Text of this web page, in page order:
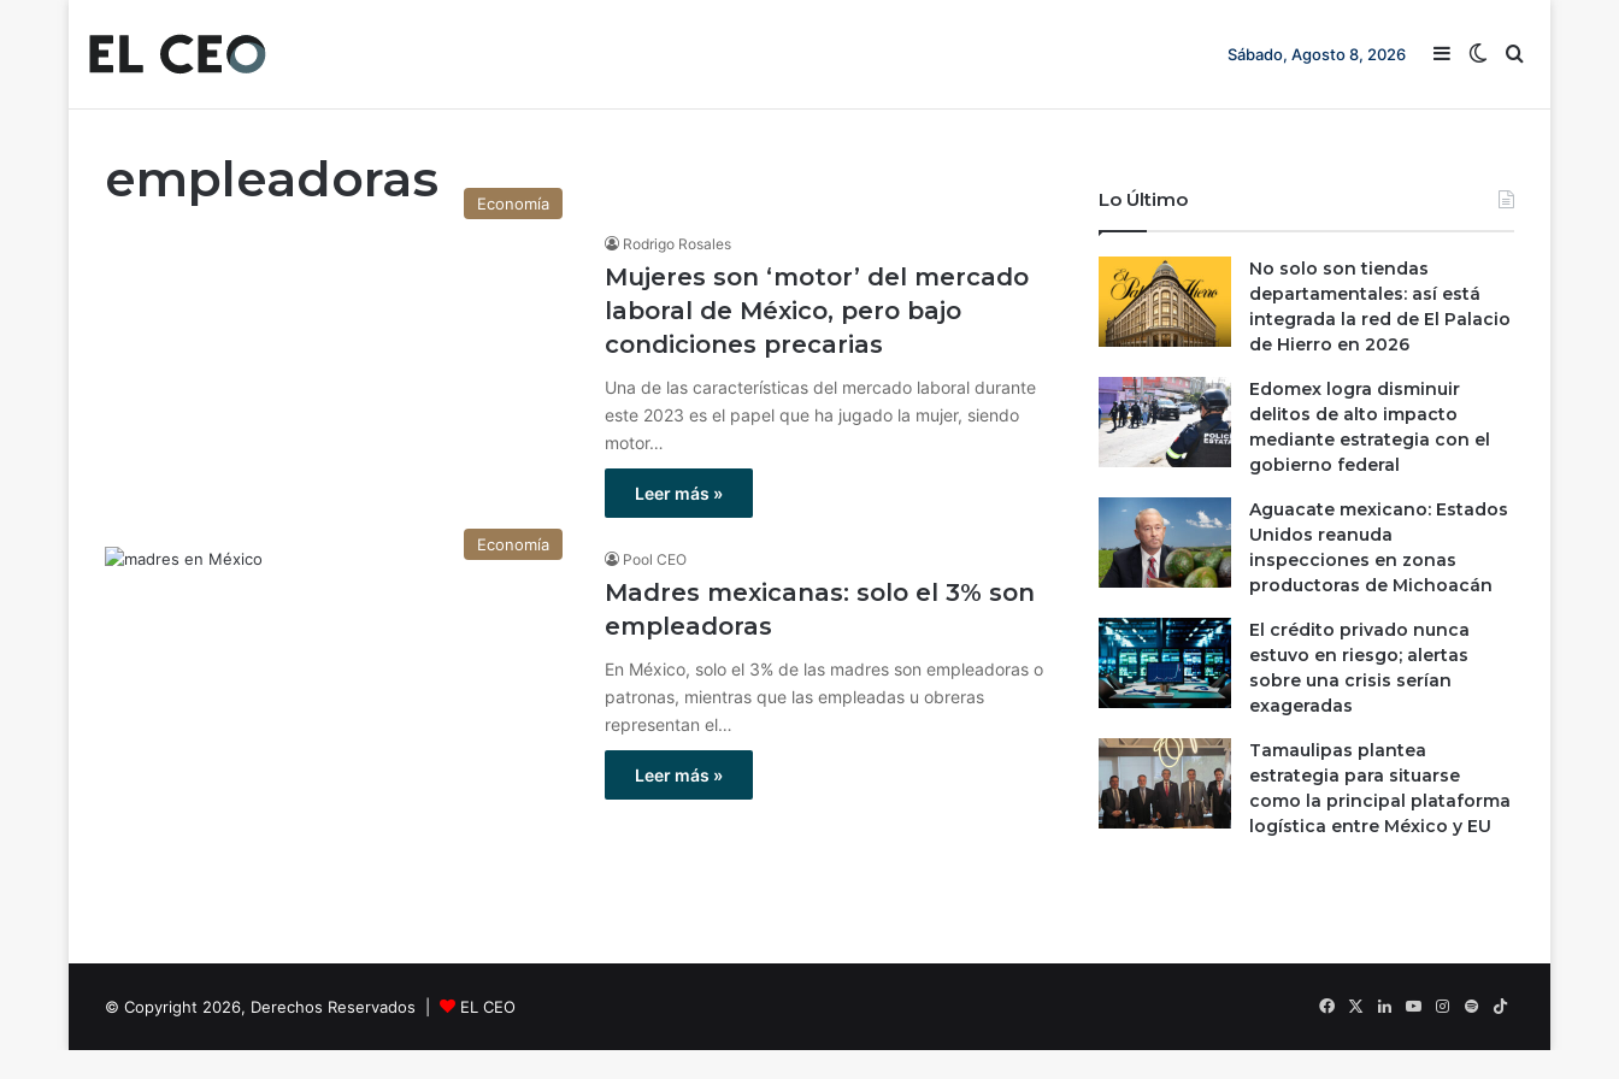
Sábado, Agosto 8, 2026 Barra lateral
Switch skin
Buscar
empleadoras Economía
Rodrigo Rosales
Mujeres son ‘motor’ del mercado
laboral de México, pero bajo
condiciones precarias
Una de las características del mercado laboral durante
este 2023 es el papel que ha jugado la mujer, siendo
motor…
Leer más »
Economía
Pool CEO
Madres mexicanas: solo el 3% son
empleadoras
En México, solo el 3% de las madres son empleadoras o
patronas, mientras que las empleadas u obreras
representan el…
Leer más »
Lo Último
No solo son tiendas
departamentales: así está
integrada la red de El Palacio
de Hierro en 2026
Edomex logra disminuir
delitos de alto impacto
mediante estrategia con el
gobierno federal
Aguacate mexicano: Estados
Unidos reanuda
inspecciones en zonas
productoras de Michoacán
El crédito privado nunca
estuvo en riesgo; alertas
sobre una crisis serían
exageradas
Tamaulipas plantea
estrategia para situarse
como la principal plataforma
logística entre México y EU
© Copyright 2026, Derechos Reservados | EL CEO FacebookLinkedInYouTubeInstagram
SpotifyTikTok